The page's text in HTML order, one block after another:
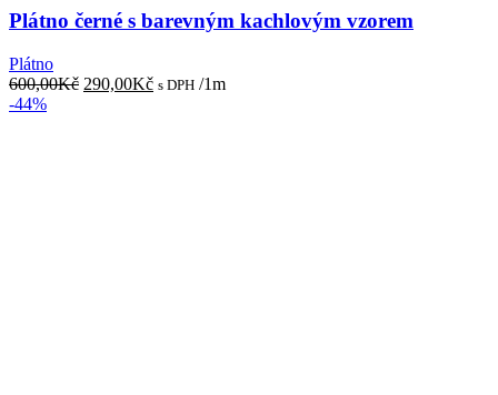
Plátno černé s barevným kachlovým vzorem
Plátno
600,00Kč Původní
290,00KčAktuální
s DPH /1m
-44%